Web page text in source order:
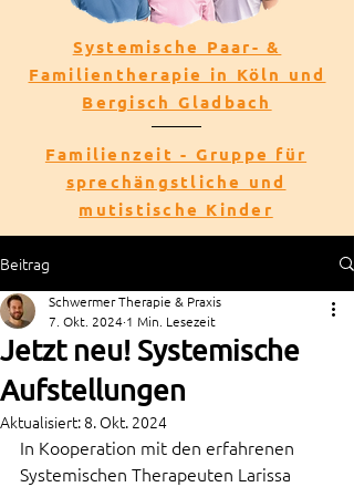
Systemische Paar- &
Familientherapie in Köln und
Bergisch Gladbach
Familienzeit - Gruppe für
sprechängstliche und
mutistische Kinder
Beitrag
Jetzt neu! Systemische
Aufstellungen
Schwermer Therapie & Praxis
7. Okt. 2024 1 Min. Lesezeit
Aktualisiert: 8. Okt. 2024
In Kooperation mit den erfahrenen
Systemischen Therapeuten Larissa